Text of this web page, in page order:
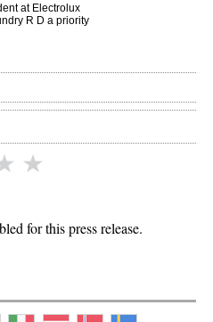
at Electrolux
R D a priority
for this press release.